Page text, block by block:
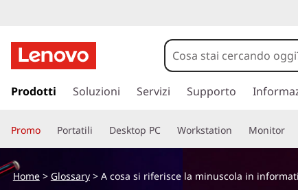
a
a
a
c
o
Prodotti Soluzioni Servizi Supporto
Promo Portatili Desktop PC Workstation Monitor
Home> Glossary> A cosa si riferisce la minuscola in